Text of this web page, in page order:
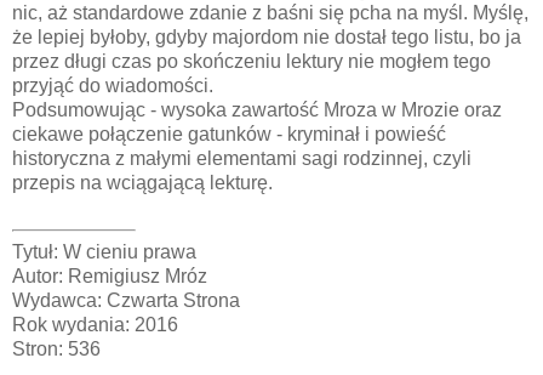
nic, aż standardowe zdanie z baśni się pcha na myśl. Myślę,
że lepiej byłoby, gdyby majordom nie dostał tego listu, bo ja
przez długi czas po skończeniu lektury nie mogłem tego
przyjąć do wiadomości.
Podsumowując - wysoka zawartość Mroza w Mrozie oraz
ciekawe połączenie gatunków - kryminał i powieść
historyczna z małymi elementami sagi rodzinnej, czyli
przepis na wciągającą lekturę.
Tytuł: W cieniu prawa
Autor: Remigiusz Mróz
Wydawca: Czwarta Strona
Rok wydania: 2016
Stron: 536